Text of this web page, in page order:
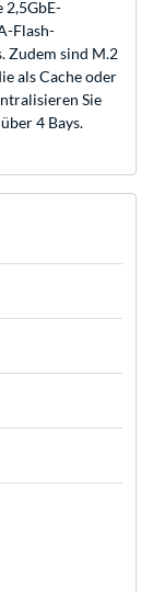
2,5GbE-
Flash-
Zudem sind M.2
als Cache oder
Sie
4 Bays.